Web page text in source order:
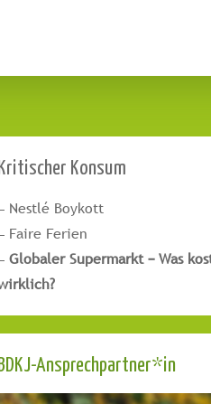
Konsum
Nestlé Boykott
Faire Ferien
Globaler Supermarkt – Was
Ansprechpartner*in